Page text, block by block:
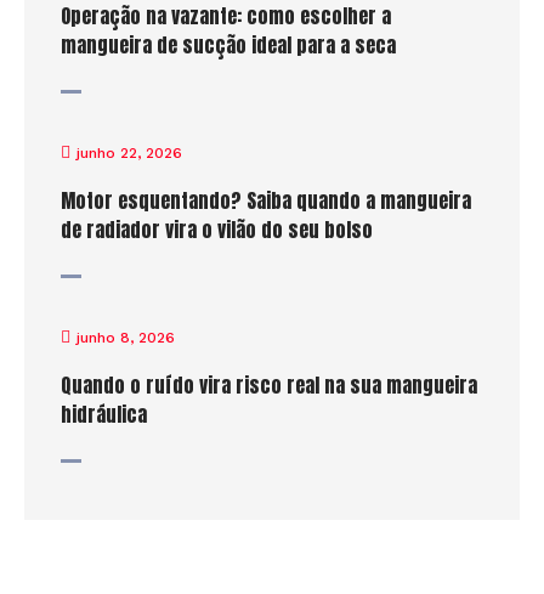
Operação na vazante: como escolher a
mangueira de sucção ideal para a seca
junho 22, 2026
Motor esquentando? Saiba quando a mangueira
de radiador vira o vilão do seu bolso
junho 8, 2026
Quando o ruído vira risco real na sua mangueira
hidráulica